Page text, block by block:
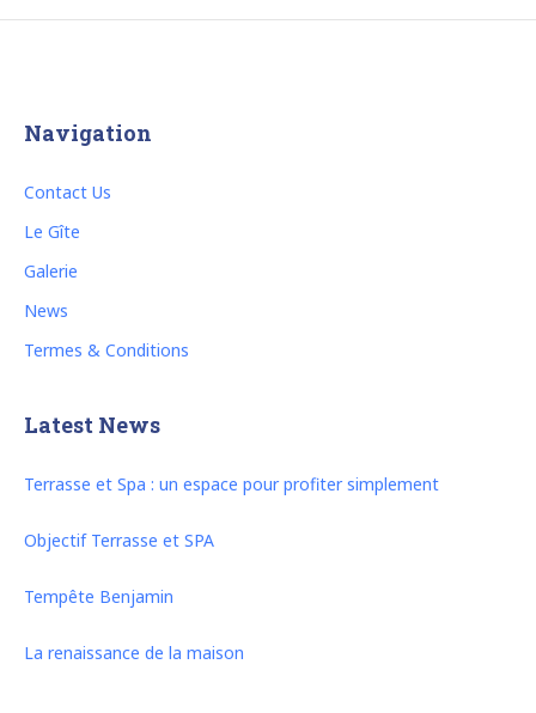
Navigation
Contact Us
Le Gîte
Galerie
News
Termes & Conditions
Latest News
Terrasse et Spa : un espace pour profiter simplement
Objectif Terrasse et SPA
Tempête Benjamin
La renaissance de la maison